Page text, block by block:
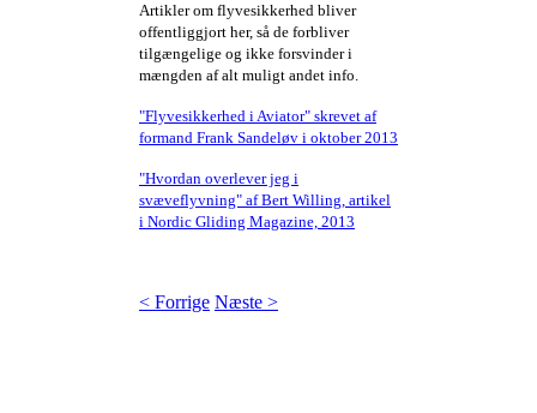
Artikler om flyvesikkerhed bliver
offentliggjort her, så de forbliver
tilgængelige og ikke forsvinder i
mængden af alt muligt andet info.
"Flyvesikkerhed i Aviator" skrevet af
formand Frank Sandeløv i oktober 2013
"Hvordan overlever jeg i
svæveflyvning" af Bert Willing, artikel
i Nordic Gliding Magazine, 2013
< Forrige Næste >